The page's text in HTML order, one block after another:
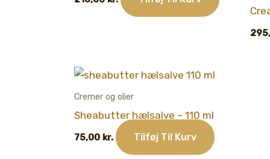
Cremer og olier
Sheabutter hælsalve – 110 ml
75,00 kr. Tilføj Til Kurv